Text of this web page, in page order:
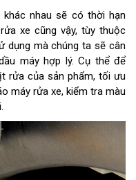
nhau sẽ có thời hạn
xe cũng vậy, tùy thuộc
dụng mà chúng ta sẽ cân
máy hợp lý. Cụ thể để
rửa của sản phẩm, tối ưu
máy rửa xe, kiểm tra màu